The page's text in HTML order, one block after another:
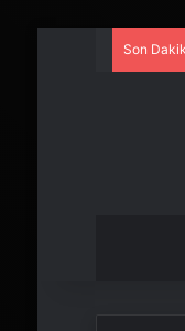
Son